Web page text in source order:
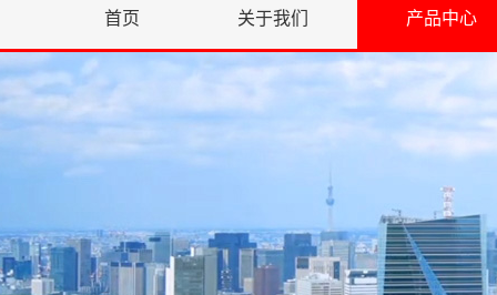
首页 关于我们 产品中心